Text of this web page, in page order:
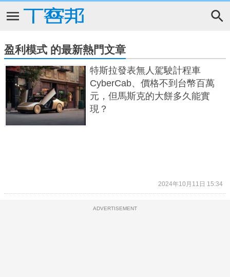
盈利模式 的最新熱門文章
特斯拉發表無人駕駛計程車
CyberCab、價格不到台幣百萬
元，但馬斯克的大餅多久能實
現？
2024年10月11日 15:34
ADVERTISEMENT